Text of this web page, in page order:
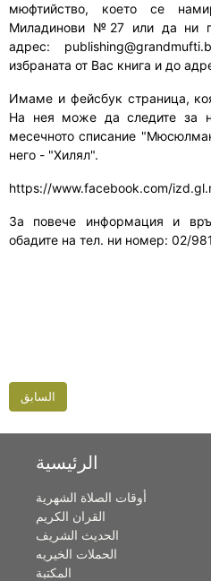
мюфтийство, което се
Миладинови №27 или да ни
адрес:
избраната от Вас книга и до
Имаме и фейсбук страница,
На нея може да следите за
месечното списание
него - "Хилял".
https://www.facebook.com/
За повече информация и
обадите на тел. ни номер: 02/
السابق
الرئيسية
أوقات الصلاة الشهرية
القران الكريم
الحديث الشريف
الحملات الخيريه
المكتبة